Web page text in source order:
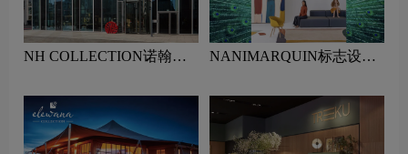
NH COLLECTION诺翰精
品牌设计理念
NANIMARQUIN标志设计